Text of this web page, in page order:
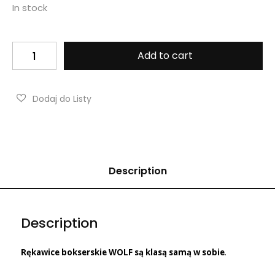
In stock
Add to cart
Description
Description
Rękawice bokserskie WOLF są klasą samą w sobie.